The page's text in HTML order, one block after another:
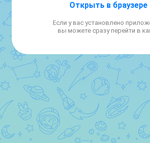
тосты. Календарь
Открыть в браузере
Если у вас установлено
вы можете сразу перейти в